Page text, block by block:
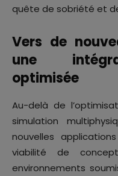
quête de sobriété et
Vers de
une
optimisée
Au-delà de
simulation
nouvelles
viabilité de
environnements